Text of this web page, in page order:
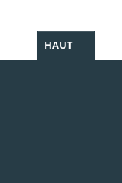
Facebook
le profil Twitter
par WhatsApp
HAUT